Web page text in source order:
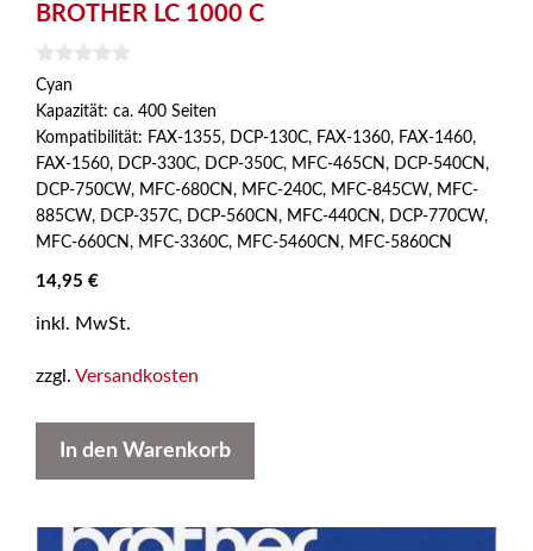
BROTHER LC 1000 C
0
v
o
n
Cyan
Kapazität: ca. 400 Seiten
Kompatibilität: FAX-1355, DCP-130C, FAX-1360, FAX-1460,
FAX-1560, DCP-330C, DCP-350C, MFC-465CN, DCP-540CN,
DCP-750CW, MFC-680CN, MFC-240C, MFC-845CW, MFC-
885CW, DCP-357C, DCP-560CN, MFC-440CN, DCP-770CW,
MFC-660CN, MFC-3360C, MFC-5460CN, MFC-5860CN
14,95 €
inkl. MwSt.
zzgl. Versandkosten
In den Warenkorb